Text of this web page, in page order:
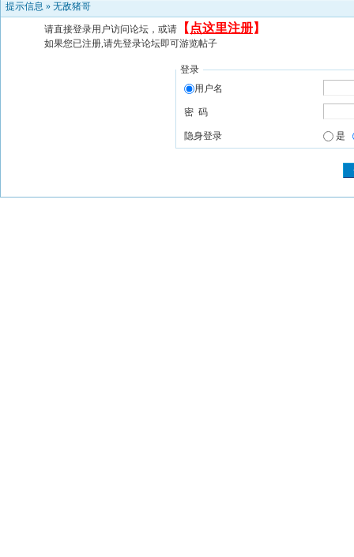
提示信息 » 无敌猪哥
请直接登录用户访问论坛，或请 【 点这里注册】
如果您已注册,请先登录论坛即可游览帖子
登录
用户名
密 码
隐身登录 是